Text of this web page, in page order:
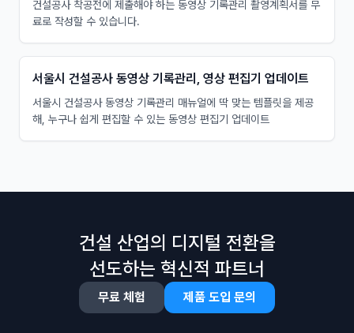
건설공사 착공전에 제출해야 하는 동영상 기록관리 촬영계획서를 무
료로 작성할 수 있습니다.
서울시 건설공사 동영상 기록관리, 영상 편집기 업데이트
서울시 건설공사 동영상 기록관리 매뉴얼에 딱 맞는 템플릿을 제공
해, 누구나 쉽게 편집할 수 있는 동영상 편집기 업데이트
건설 산업의 디지털 전환을
선도하는 혁신적 파트너
무료 체험 제품 도입 문의